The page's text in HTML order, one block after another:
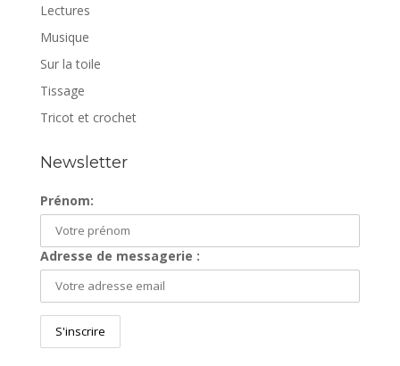
Lectures
Musique
Sur la toile
Tissage
Tricot et crochet
Newsletter
Prénom:
Adresse de messagerie :